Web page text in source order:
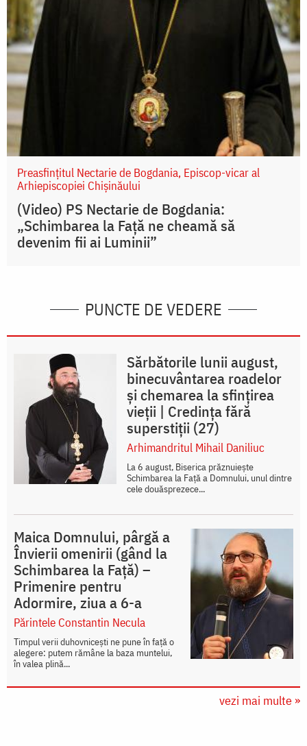
Preasfințitul Nectarie de Bogdania, Episcop-vicar al
Arhiepiscopiei Chișinăului
(Video) PS Nectarie de Bogdania:
„Schimbarea la Față ne cheamă să
devenim fii ai Luminii”
PUNCTE DE VEDERE
Sărbătorile lunii august,
binecuvântarea roadelor
și chemarea la sfințirea
vieții | Credința fără
superstiții (27)
Arhimandritul Mihail Daniliuc
La 6 august, Biserica prăznuiește
Schimbarea la Față a Domnului, unul dintre
cele douăsprezece...
Maica Domnului, pârgă a
Învierii omenirii (gând la
Schimbarea la Față) –
Primenire pentru
Adormire, ziua a 6-a
Părintele Constantin Necula
Timpul verii duhovnicești ne pune în față o
alegere: putem rămâne la baza muntelui,
în valea plină...
vezi mai multe »